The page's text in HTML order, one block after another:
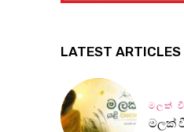
LATEST ARTICLES
මලක්
මලක්